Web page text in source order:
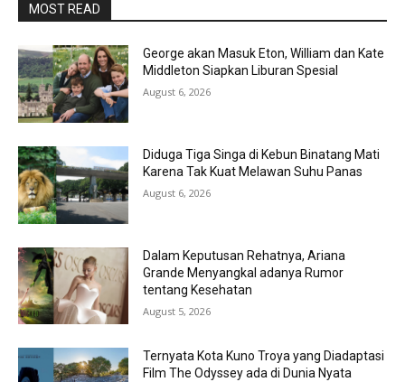
MOST READ
George akan Masuk Eton, William dan Kate
Middleton Siapkan Liburan Spesial
August 6, 2026
Diduga Tiga Singa di Kebun Binatang Mati
Karena Tak Kuat Melawan Suhu Panas
August 6, 2026
Dalam Keputusan Rehatnya, Ariana
Grande Menyangkal adanya Rumor
tentang Kesehatan
August 5, 2026
Ternyata Kota Kuno Troya yang Diadaptasi
Film The Odyssey ada di Dunia Nyata